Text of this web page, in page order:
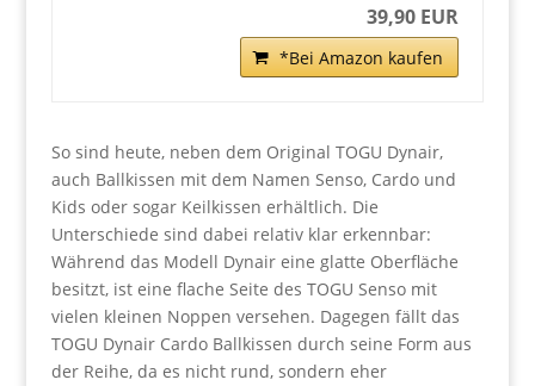
39,90 EUR
*Bei Amazon kaufen
So sind heute, neben dem Original TOGU Dynair,
auch Ballkissen mit dem Namen Senso, Cardo und
Kids oder sogar Keilkissen erhältlich. Die
Unterschiede sind dabei relativ klar erkennbar:
Während das Modell Dynair eine glatte Oberfläche
besitzt, ist eine flache Seite des TOGU Senso mit
vielen kleinen Noppen versehen. Dagegen fällt das
TOGU Dynair Cardo Ballkissen durch seine Form aus
der Reihe, da es nicht rund, sondern eher